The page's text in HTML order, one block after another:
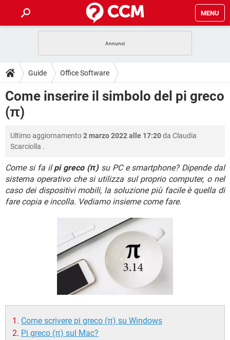
MENU
INTRATTENIMENTO
iOS WINDOWS 10
INSTAGRAM
HARDWARE
GUIDE
COVID-19
INTRATTENIMENTO ANDROID
INSTAGRAM WHATSAPP
HARDWARE
DOWNLOAD
COVID-19
iOS
INSTAGRAM WHATSAPP
TIKTOK FACEBOOK
HARDWARE
FORUM
COVID-19 GAMING
iOS WINDOWS 10
INSTAGRAM WHATSAPP
TIKTOK FACEBOOK
GLOSSARIO
COVID-19 GAMING
INTRATTENIMENTO ANDROID
iOS WINDOWS 10
FACEBOOK
Guide Office Software
Come inserire il simbolo del pi greco
(π)
Ultimo aggiornamento2 marzo 2022 alle 17:20da Claudia
Scarciolla .
Come si fa ilpi greco (π)su PC e smartphone? Dipende dal
sistema operativo che si utilizza sul proprio computer, o nel
caso dei dispositivi mobili, la soluzione più facile è quella di
fare copia e incolla. Vediamo insieme come fare.
Come scrivere pi greco (π) su Windows
Pi greco (π) sul Mac?